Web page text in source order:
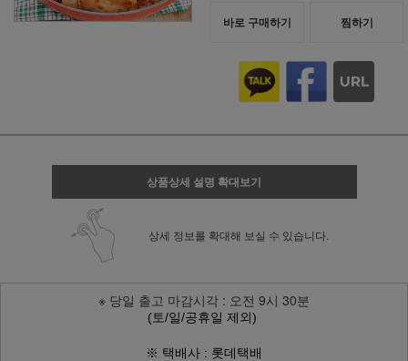
바로 구매하기 찜하기
상품상세 설명 확대보기
상세 정보를 확대해 보실 수 있습니다.
※ 당일 출고 마감시각 : 오전 9시 30분
(토/일/공휴일 제외)
※ 택배사 : 롯데택배